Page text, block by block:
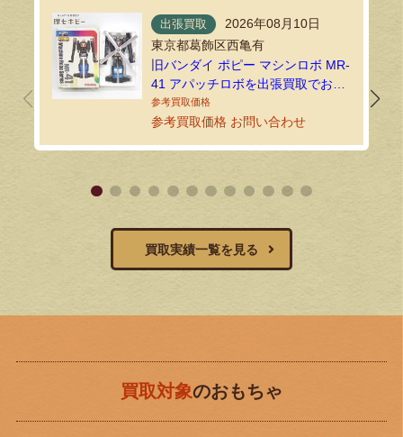
出張買取
2026年08月10日
東京都葛飾区西亀有
旧バンダイ ポピー マシンロボ MR-
41 アパッチロボを出張買取でお譲
りいただきました！
参考買取価格 お問い合わせ
買取実績一覧を見る
買取対象のおもちゃ